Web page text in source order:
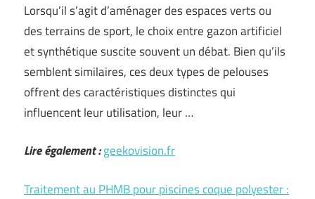
Lorsqu’il s’agit d’aménager des espaces verts ou
des terrains de sport, le choix entre gazon artificiel
et synthétique suscite souvent un débat. Bien qu’ils
semblent similaires, ces deux types de pelouses
offrent des caractéristiques distinctes qui
influencent leur utilisation, leur …
Lire également :geekovision.fr
Traitement au PHMB pour piscines coque polyester :